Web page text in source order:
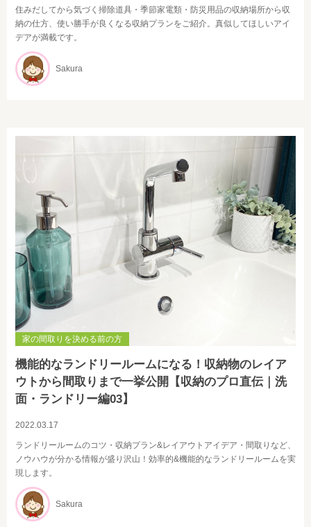
住みだしてから気づく掃除道具・季節家電類・防災用品の収納場所から収
納の仕方、使い勝手が良くなる収納プランをご紹介。真似してほしいアイ
デアが満載です。
Sakura
家の間取りを決める前の方
機能的なランドリールームになる！収納物のレイア
ウトから間取りまで一挙公開【収納のプロ直伝｜洗
面・ランドリー編03】
2022.03.17
ランドリールームのコツ・収納プラン&レイアウトアイデア・間取りなど、
ノウハウが分かる情報が盛り沢山！効率的&機能的なランドリールームを実
現します。
Sakura